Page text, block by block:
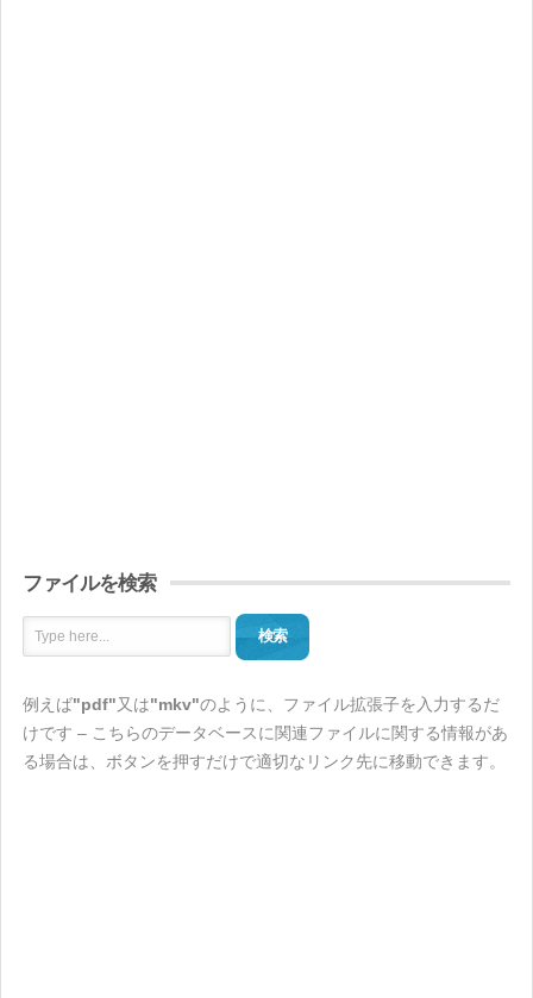
ファイルを検索
検索
例えば"pdf"又は"mkv"のように、ファイル拡張子を入力するだ
けです – こちらのデータベースに関連ファイルに関する情報があ
る場合は、ボタンを押すだけで適切なリンク先に移動できます。